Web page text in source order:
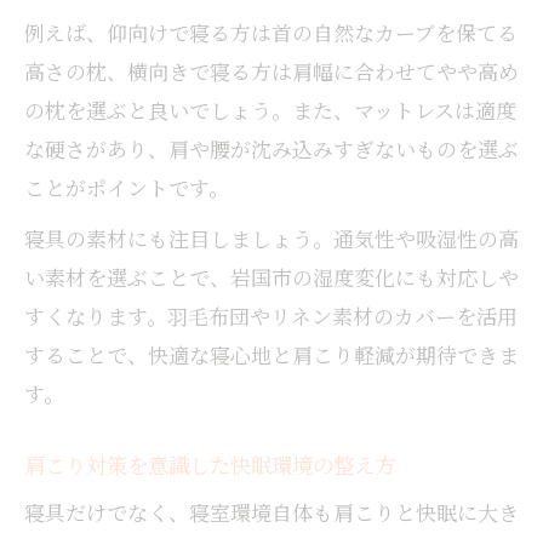
例えば、仰向けで寝る方は首の自然なカーブを保てる
高さの枕、横向きで寝る方は肩幅に合わせてやや高め
の枕を選ぶと良いでしょう。また、マットレスは適度
な硬さがあり、肩や腰が沈み込みすぎないものを選ぶ
ことがポイントです。
寝具の素材にも注目しましょう。通気性や吸湿性の高
い素材を選ぶことで、岩国市の湿度変化にも対応しや
すくなります。羽毛布団やリネン素材のカバーを活用
することで、快適な寝心地と肩こり軽減が期待できま
す。
肩こり対策を意識した快眠環境の整え方
寝具だけでなく、寝室環境自体も肩こりと快眠に大き